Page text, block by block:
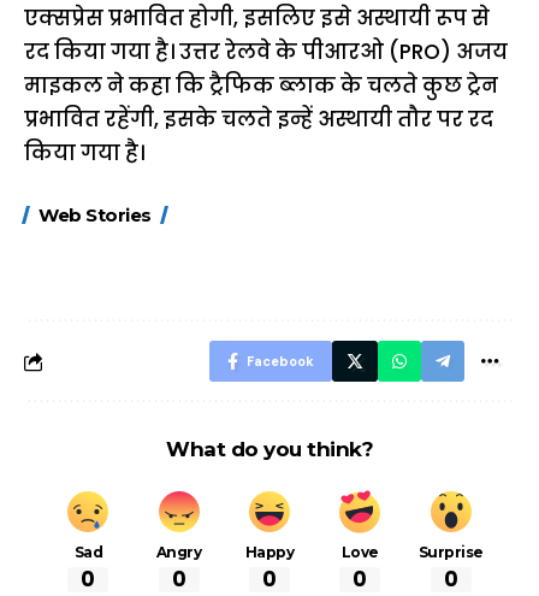
एक्सप्रेस प्रभावित होगी, इसलिए इसे अस्थायी रूप से
रद किया गया है। उत्तर रेलवे के पीआरओ (PRO) अजय
माइकल ने कहा कि ट्रैफिक ब्लाक के चलते कुछ ट्रेन
प्रभावित रहेंगी, इसके चलते इन्हें अस्थायी तौर पर रद
किया गया है।
Web Stories
FASTag के ये नए
Facebook
What do you think?
Sad
0
Angry
0
Happy
0
Love
0
Surprise
0